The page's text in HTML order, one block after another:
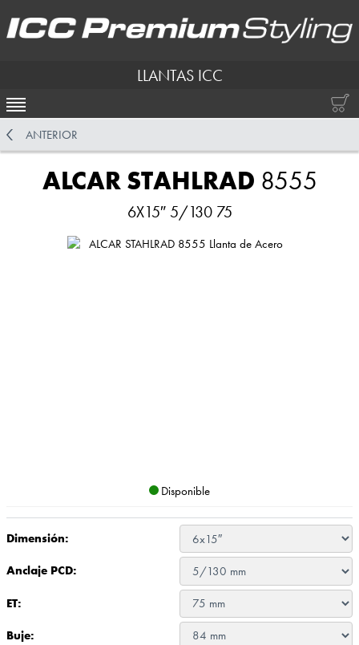
LLANTAS ICC
ACTIVAR NAVEGACIÓN
ANTERIOR
ALCAR STAHLRAD 8555
6X15″ 5/130 75
Disponible
Dimensión:
Anclaje PCD:
ET:
Buje: